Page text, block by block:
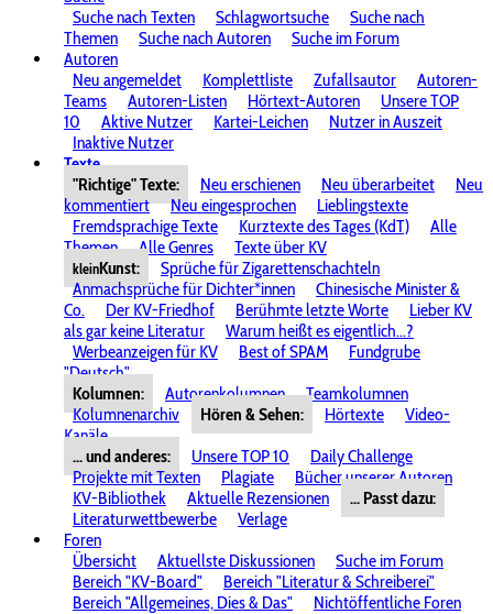
Suche nach Texten
Schlagwortsuche
Suche nach
Themen
Suche nach Autoren
Suche im Forum
Autoren
Neu angemeldet
Komplettliste Zufallsautor
Autoren-
Teams
Autoren-Listen Hörtext-Autoren
Unsere TOP
10
Aktive Nutzer Kartei-Leichen
Nutzer in Auszeit
Inaktive Nutzer
Texte
"Richtige" Texte:
Neu erschienen Neu überarbeitet
Neu
kommentiert
Neu eingesprochen
Lieblingstexte
Fremdsprachige Texte
Kurztexte des Tages (KdT)
Alle
Themen
Alle Genres Texte über KV
kleinKunst:
Sprüche für Zigarettenschachteln
Anmachsprüche für Dichter*innen
Chinesische Minister &
Co.
Der KV-Friedhof Berühmte letzte Worte
Lieber KV
als gar keine Literatur
Warum heißt es eigentlich...?
Werbeanzeigen für KV
Best of SPAM
Fundgrube
"Deutsch"
Kolumnen:
Autorenkolumnen
Teamkolumnen
Kolumnenarchiv
Hören & Sehen: Hörtexte
Video-
Kanäle
... und anderes:
Unsere TOP 10
Daily Challenge
Projekte mit Texten
Plagiate
Bücher unserer Autoren
KV-Bibliothek
Aktuelle Rezensionen
... Passt dazu:
Literaturwettbewerbe
Verlage
Foren
Übersicht
Aktuellste Diskussionen
Suche im Forum
Bereich "KV-Board"
Bereich "Literatur & Schreiberei"
Bereich "Allgemeines, Dies & Das"
Nichtöffentliche Foren